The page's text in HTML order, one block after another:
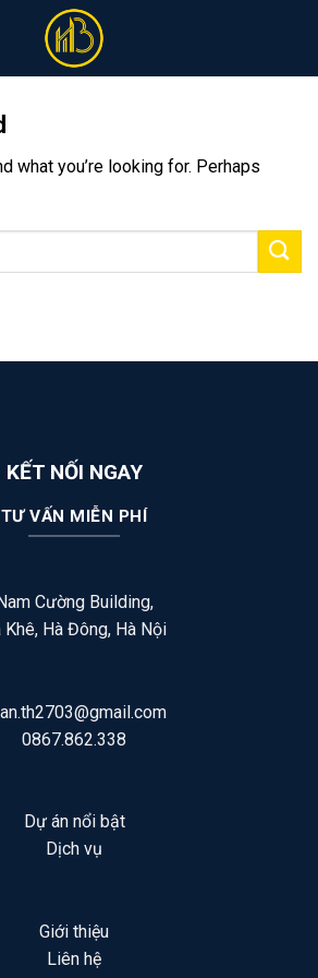
what you’re looking for. Perhaps
KẾT NỐI NGAY
TƯ VẤN MIỄN PHÍ
Cường Building,
Khê, Hà Đông, Hà Nội
0867.862.338
Dự án nổi bật
Dịch vụ
Giới thiệu
Liên hệ